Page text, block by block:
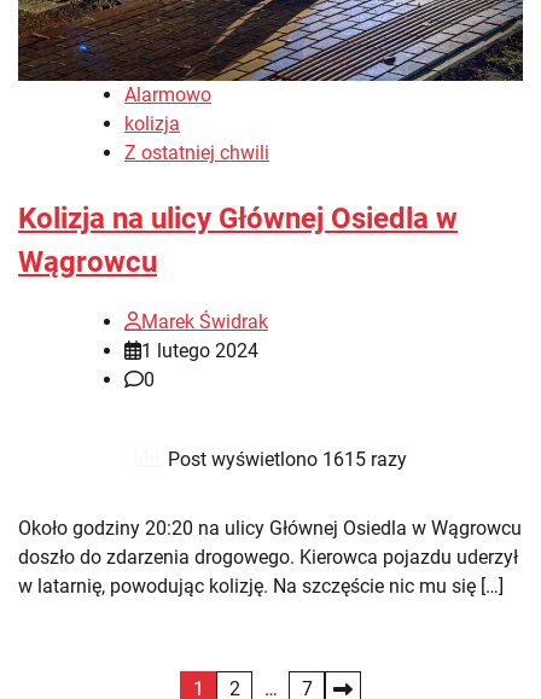
Alarmowo
kolizja
Z ostatniej chwili
Kolizja na ulicy Głównej Osiedla w
Wągrowcu
Marek Świdrak
1 lutego 2024
0
Post wyświetlono 1615 razy
Około godziny 20:20 na ulicy Głównej Osiedla w Wągrowcu
doszło do zdarzenia drogowego. Kierowca pojazdu uderzył
w latarnię, powodując kolizję. Na szczęście nic mu się […]
Stronicowanie
1 2 … 7